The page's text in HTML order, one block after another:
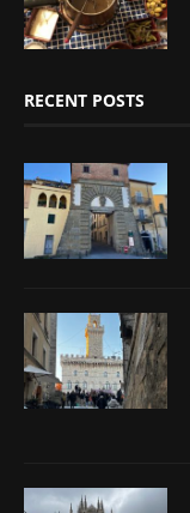
RECENT POSTS